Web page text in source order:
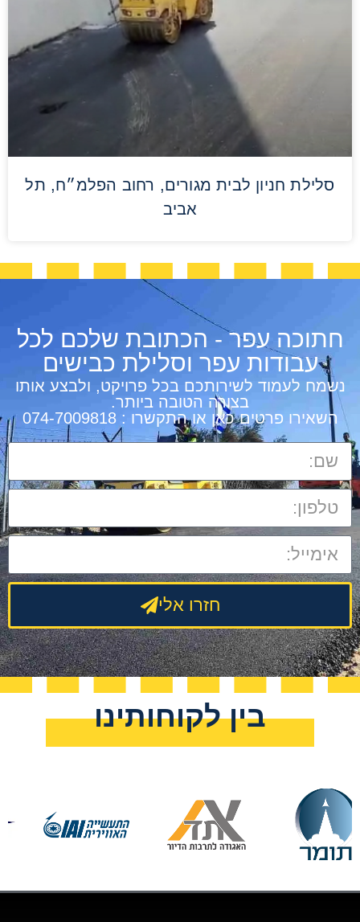
סלילת חניון לבית מגורים, רחוב הפלמ״ח, תל
אביב
חתוכה עפר - הכתובת שלכם לכל
עבודות עפר וסלילת כבישים
נשמח לעמוד לשירותכם בכל פרויקט, ולבצע אותו
בצורה הטובה ביותר.
השאירו פרטים כאן או התקשרו : 074-7009818
חזרו אלי
בין לקוחותינו